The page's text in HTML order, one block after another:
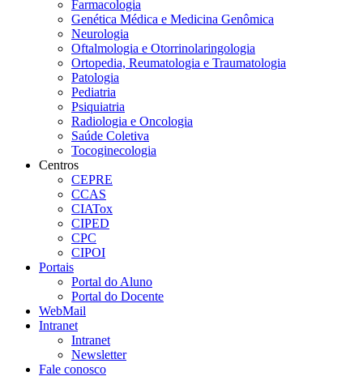
Farmacologia
Genética Médica e Medicina Genômica
Neurologia
Oftalmologia e Otorrinolaringologia
Ortopedia, Reumatologia e Traumatologia
Patologia
Pediatria
Psiquiatria
Radiologia e Oncologia
Saúde Coletiva
Tocoginecologia
Centros
CEPRE
CCAS
CIATox
CIPED
CPC
CIPOI
Portais
Portal do Aluno
Portal do Docente
WebMail
Intranet
Intranet
Newsletter
Fale conosco